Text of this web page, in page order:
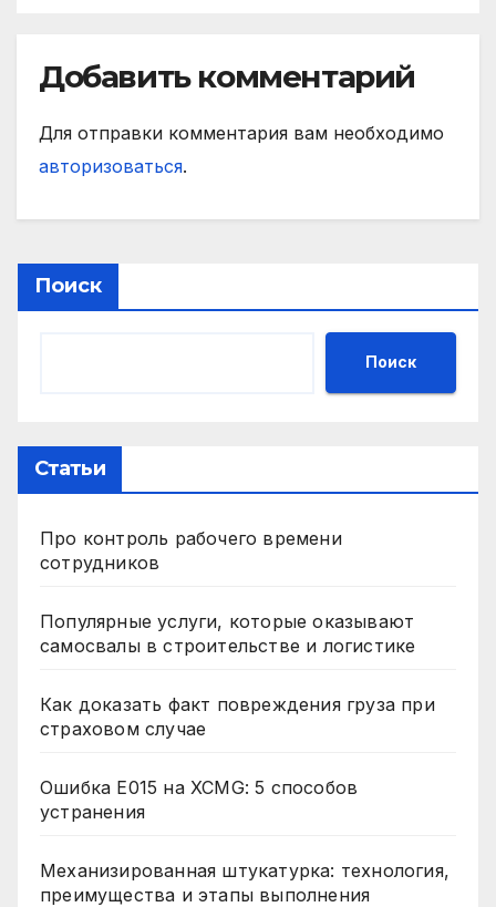
Добавить комментарий
Для отправки комментария вам необходимо
авторизоваться.
Поиск
Поиск
Статьи
Про контроль рабочего времени
сотрудников
Популярные услуги, которые оказывают
самосвалы в строительстве и логистике
Как доказать факт повреждения груза при
страховом случае
Ошибка E015 на XCMG: 5 способов
устранения
Механизированная штукатурка: технология,
преимущества и этапы выполнения